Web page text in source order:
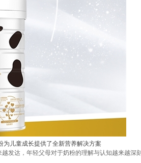
为儿童成长提供了全新营养解决方案
越发达，年轻父母对于奶粉的理解与认知越来越